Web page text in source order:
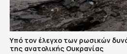
Υπό τον έλεγχο των ρωσικών
της ανατολικής Ουκρανίας